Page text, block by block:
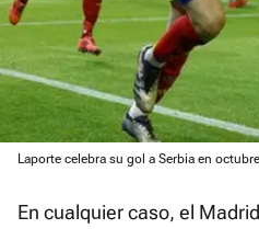
Laporte celebra su gol a Serbia en
En cualquier caso, el